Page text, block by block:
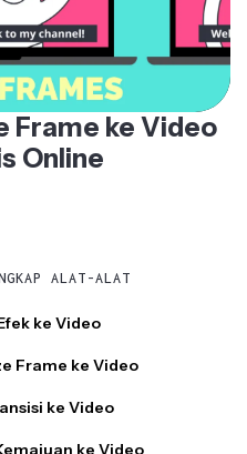
Frame ke Video
Online